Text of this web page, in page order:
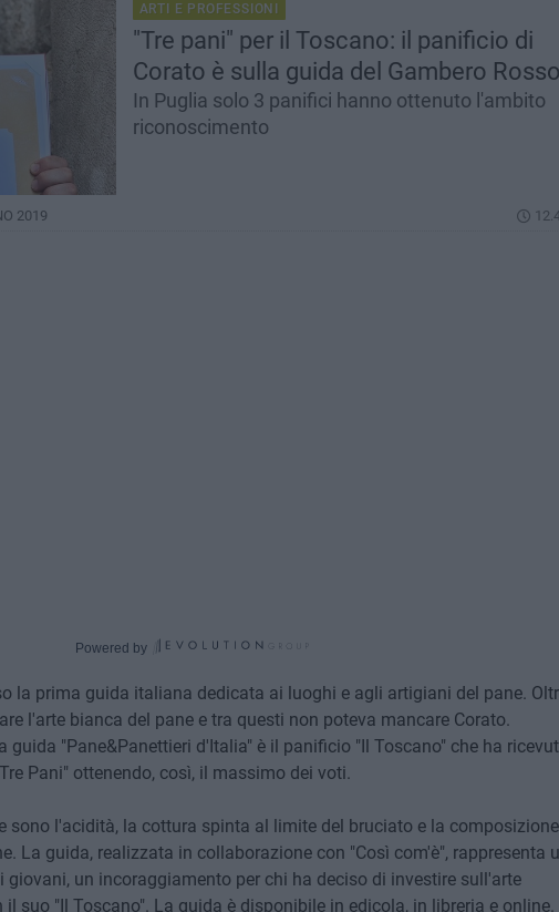
ARTI E PROFESSIONI
"Tre pani" per il Toscano: il panificio di
Corato è sulla guida del Gambero Rosso
In Puglia solo 3 panifici hanno ottenuto l'ambito
riconoscimento
2019
Powered by
la prima guida italiana dedicata ai luoghi e agli artigiani del pane.
l'arte bianca del pane e tra questi non poteva mancare Corato.
guida "Pane&Panettieri d'Italia" è il panificio "Il Toscano" che ha
Pani" ottenendo, così, il massimo dei voti.
sono l'acidità, la cottura spinta al limite del bruciato e la composizione
La guida, realizzata in collaborazione con "Così com'è", rappresenta
giovani, un incoraggiamento per chi ha deciso di investire sull'arte
suo "Il Toscano". La guida è disponibile in edicola, in libreria e online.